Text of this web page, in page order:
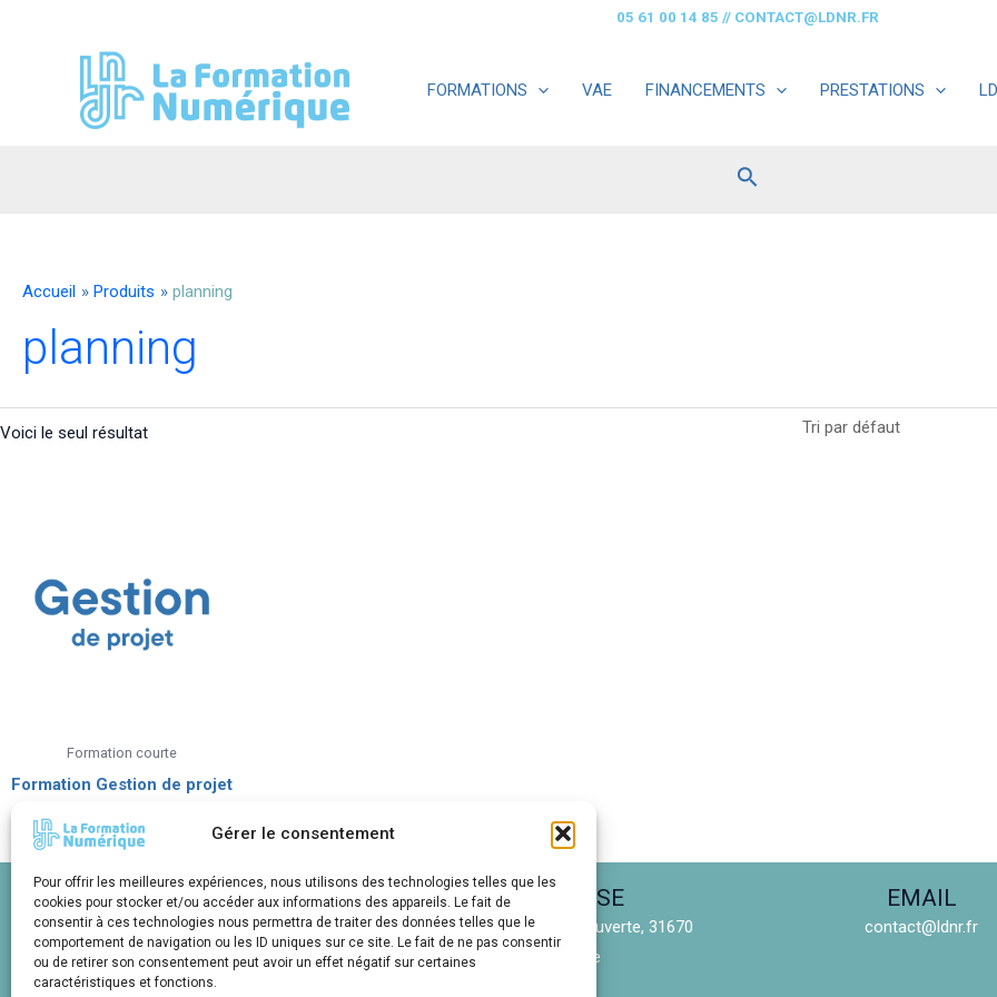
Gérer le consentement
Pour offrir les meilleures expériences, nous utilisons des technologies telles que les
cookies pour stocker et/ou accéder aux informations des appareils. Le fait de
consentir à ces technologies nous permettra de traiter des données telles que le
comportement de navigation ou les ID uniques sur ce site. Le fait de ne pas consentir
ou de retirer son consentement peut avoir un effet négatif sur certaines
caractéristiques et fonctions.
05 61 00 14 85 // CONTACT@LDNR.FR
FORMATIONS VAE FINANCEMENTS PRESTATIONS
Rechercher
Accueil Produits planning
planning
Voici le seul résultat
Formation courte
Formation Gestion de projet
HORAIRES
Lundi-Vendredi: 9h00 – 17h30
ADRESSE
150 Rue de la Découverte, 31670
Labège
EMAIL
contact@ldnr.fr